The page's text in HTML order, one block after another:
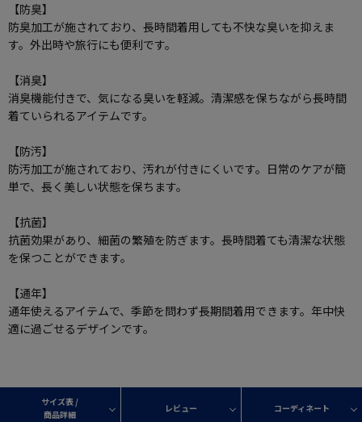
【防臭】
防臭加工が施されており、長時間着用しても不快な臭いを抑えま
す。外出時や旅行にも便利です。
【消臭】
消臭機能付きで、気になる臭いを軽減。清潔感を保ちながら長時間
着ていられるアイテムです。
【防汚】
防汚加工が施されており、汚れが付きにくいです。日常のケアが簡
単で、長く美しい状態を保ちます。
【抗菌】
抗菌効果があり、細菌の繁殖を防ぎます。長時間着ても清潔な状態
を保つことができます。
【通年】
通年使えるアイテムで、季節を問わず長期間着用できます。年中快
適に過ごせるデザインです。
サイズ表 /
商品詳細
レビュー コーディネート